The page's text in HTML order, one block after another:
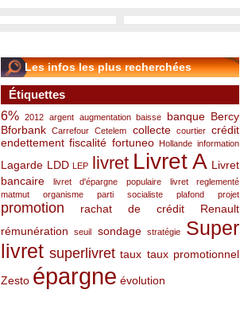
Les infos les plus recherchées
Étiquettes
6% 2012 argent augmentation baisse banque Bercy
Bforbank
Carrefour Cetelem collecte courtier
crédit
endettement fiscalité fortuneo Hollande information
Lagarde LDD LEP livret Livret A Livret
bancaire
livret d'épargne populaire
livret reglementé
matmut
organisme parti socialiste plafond projet
promotion rachat de crédit
Renault
rémunération
seuil sondage stratégie
Super
livret superlivret taux taux promotionnel
Zesto épargne évolution